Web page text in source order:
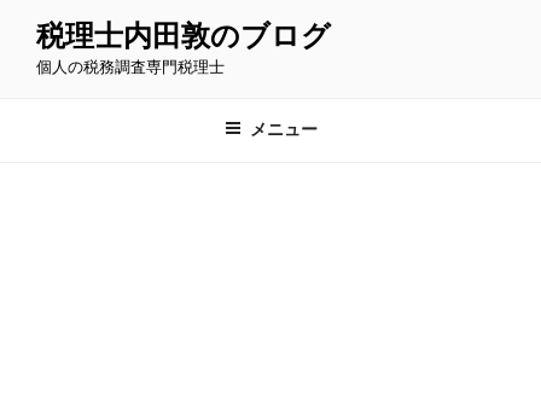
税理士内田敦のブログ
個人の税務調査専門税理士
メニュー